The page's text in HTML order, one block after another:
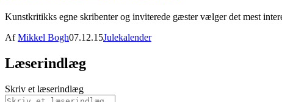
Kunstkritikks egne skribenter og inviterede gæster vælger det mest
AfMikkel Bogh07.12.15Julekalender
Læserindlæg
Skriv et læserindlæg